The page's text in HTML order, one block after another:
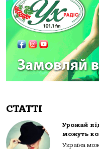
СТАТТІ
Урожай
можуть
Україна